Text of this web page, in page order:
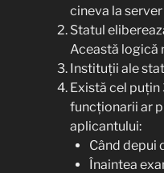
cineva la
Statul
Această logică
Instituții ale
Există cel
funcționarii ar
aplicantului:
Când depui
Înaintea